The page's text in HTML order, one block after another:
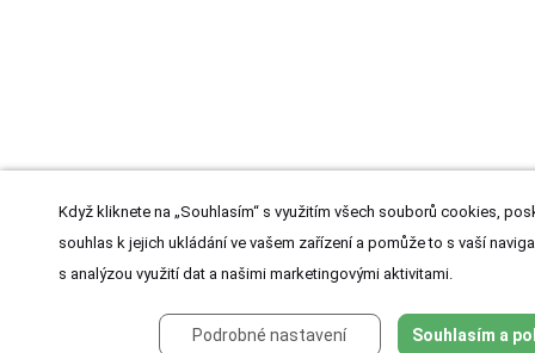
Když kliknete na „Souhlasím“ s využitím všech souborů cookies,
souhlas k jejich ukládání ve vašem zařízení a pomůže to s vaší
s analýzou využití dat a našimi marketingovými aktivitami.
Podrobné nastavení Souhlasím a